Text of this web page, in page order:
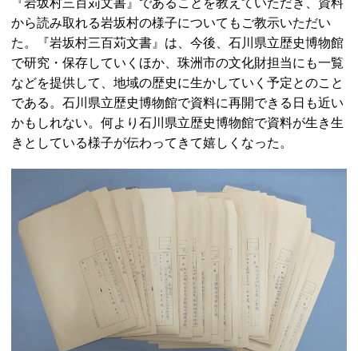
『岩坂村三百苅文書』であることを教えていただき、資料
から読み取れる岩坂村の様子についてもご教示いただい
た。『岩坂村三百苅文書』は、今後、石川県立歴史博物館
で研究・保存していくほか、珠洲市の文化財担当にも一覧
などを提供して、地域の歴史に生かしていく予定とのこと
である。石川県立歴史博物館で資料に再開できる日も近い
かもしれない。何より石川県立歴史博物館で資料が生き生
きとしている様子が伝わってきて嬉しくなった。